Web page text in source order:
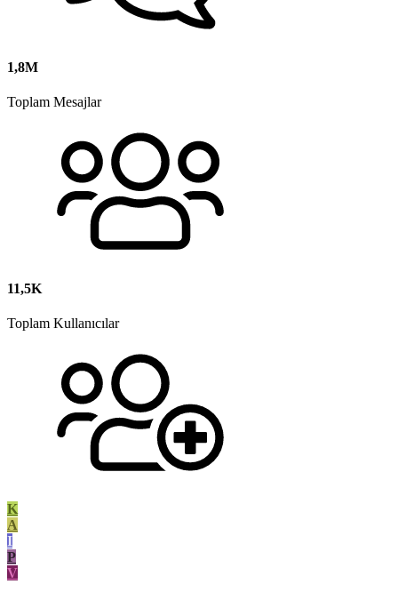
1,8M
Toplam Mesajlar
11,5K
Toplam Kullanıcılar
K
A
I
P
V